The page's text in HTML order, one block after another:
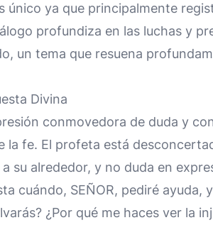
único ya que principalmente
profundiza en las luchas y
un tema que resuena
Divina
conmovedora de duda y
la fe. El profeta está
su alrededor, y no duda en
cuándo, SEÑOR, pediré ayuda,
¿Por qué me haces ver la